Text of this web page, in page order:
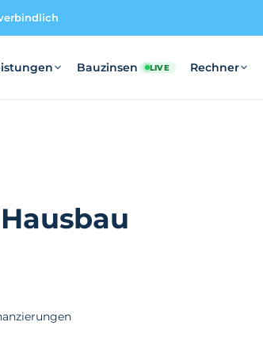
Bauzinsen LIVE Rechner